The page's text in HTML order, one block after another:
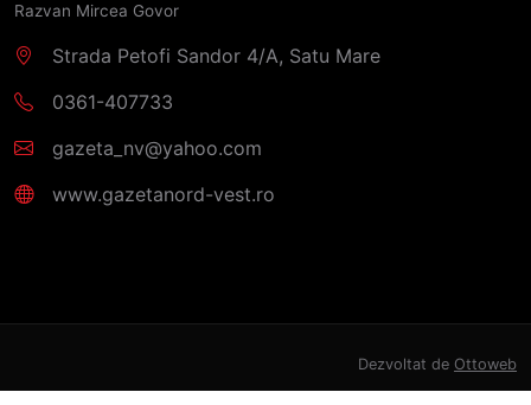
Razvan Mircea Govor
Strada Petofi Sandor 4/A, Satu Mare
0361-407733
gazeta_nv@yahoo.com
www.gazetanord-vest.ro
Dezvoltat de Ottoweb